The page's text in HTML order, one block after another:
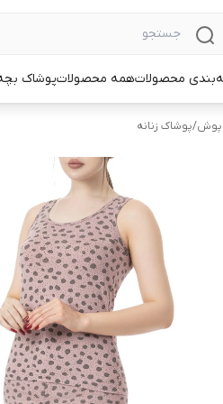
محصولاتهمه محصولاتپوشاک
پوش/پوشاک زنانه